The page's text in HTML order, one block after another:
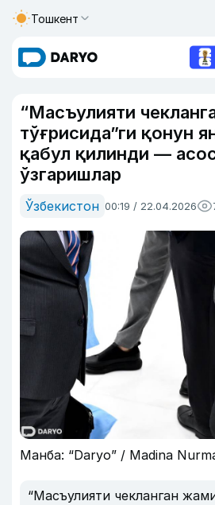
Тошкент
“Масъулияти
тўғрисида”ги қонун
қабул қилинди —
ўзгаришлар
Ўзбекистон 00:19 / 22.04.2026
Манба: “Daryo” / Madina
“Масъулияти чекланган